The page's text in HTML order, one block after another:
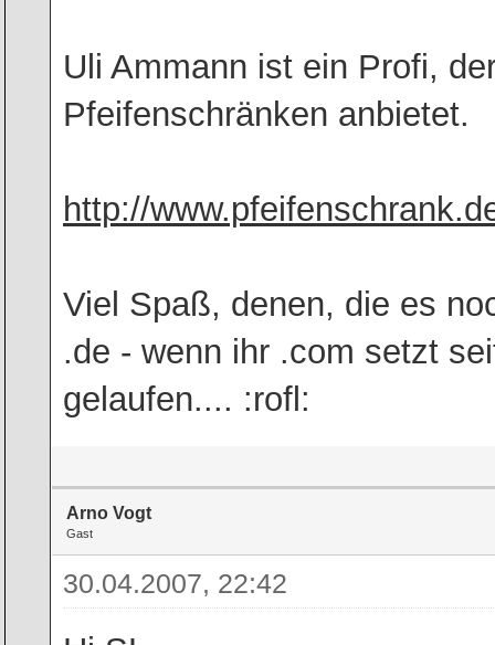
Uli Ammann ist ein Profi,
Pfeifenschränken anbietet.
http://
Viel Spaß, denen, die es
.de - wenn ihr .com setzt
gelaufen.... :rofl:
Arno Vogt
Gast
30.04.2007, 22:42